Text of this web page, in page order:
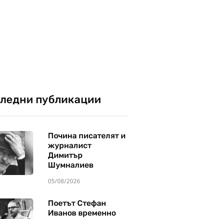
публикации
Почина писателят и
журналист
Димитър
Шумналиев
05/08/2026
Поетът Стефан
Иванов временно